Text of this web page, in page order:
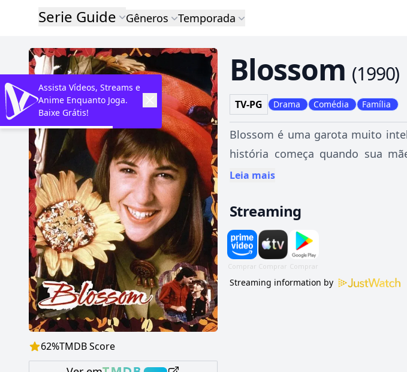
Serie Guide Gêneros Temporada
62%TMDB Score
Blossom (1990)
TV-PG Drama Comédia Família
Blossom é uma garota muito
história começa quando sua
reestruturar a família. O pai de
se julga um garoto perfeito.
Leia mais
Streaming
Streaming information by
Assista Vídeos, Streams e
Anime Enquanto Joga.
Baixe Grátis!